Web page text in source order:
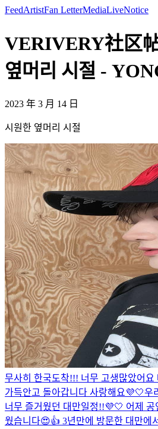
FeedArtistFan LetterMediaLiveNotice
VERIVERY社区
옆머리 시절 -
2023 年 3 月 14 日
시원한 옆머리 시절
무사히 한국도착!!! 너무 고생많았어요
가득안고 돌아갑니다 사랑해요💜🤍우
너무 즐거웠던 대만일정!!💜🤍 어제 공
웠습니다😍👍 3년만에 방문한 대만에